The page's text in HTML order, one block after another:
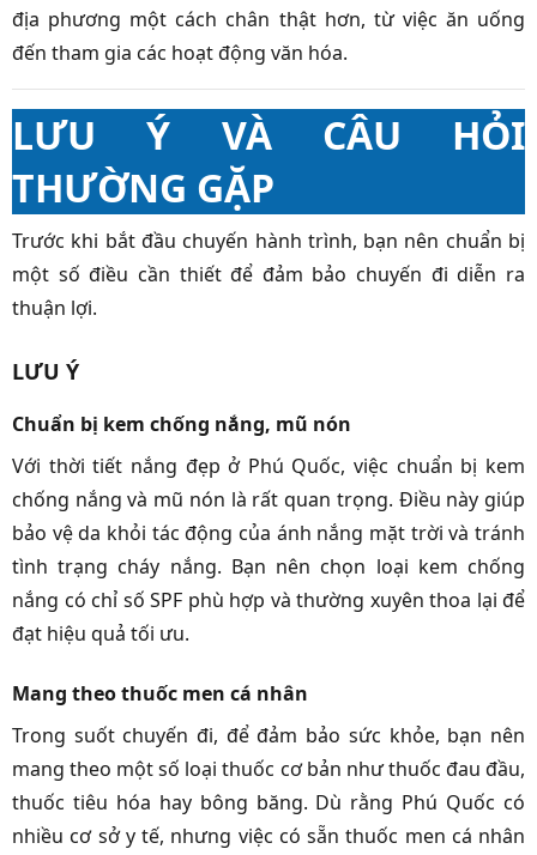
địa phương một cách chân thật hơn, từ việc ăn uống
đến tham gia các hoạt động văn hóa.
LƯU Ý VÀ CÂU HỎI
THƯỜNG GẶP
Trước khi bắt đầu chuyến hành trình, bạn nên chuẩn bị
một số điều cần thiết để đảm bảo chuyến đi diễn ra
thuận lợi.
LƯU Ý
Chuẩn bị kem chống nắng, mũ nón
Với thời tiết nắng đẹp ở Phú Quốc, việc chuẩn bị kem
chống nắng và mũ nón là rất quan trọng. Điều này giúp
bảo vệ da khỏi tác động của ánh nắng mặt trời và tránh
tình trạng cháy nắng. Bạn nên chọn loại kem chống
nắng có chỉ số SPF phù hợp và thường xuyên thoa lại để
đạt hiệu quả tối ưu.
Mang theo thuốc men cá nhân
Trong suốt chuyến đi, để đảm bảo sức khỏe, bạn nên
mang theo một số loại thuốc cơ bản như thuốc đau đầu,
thuốc tiêu hóa hay bông băng. Dù rằng Phú Quốc có
nhiều cơ sở y tế, nhưng việc có sẵn thuốc men cá nhân